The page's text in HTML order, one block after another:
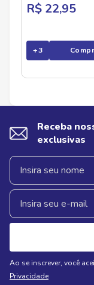
R$ 22,95
+3
Receba
exclusivas
Ao se inscrever, você
Privacidade